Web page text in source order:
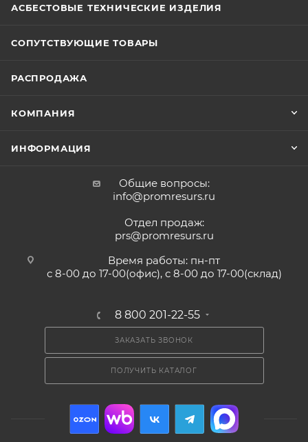
АСБЕСТОВЫЕ ТЕХНИЧЕСКИЕ ИЗДЕЛИЯ
СОПУТСТВУЮЩИЕ ТОВАРЫ
РАСПРОДАЖА
КОМПАНИЯ
ИНФОРМАЦИЯ
Общие вопросы:
info@promresurs.ru
Отдел продаж:
prs@promresurs.ru
Время работы: пн-пт
с 8-00 до 17-00(офис), с 8-00 до 17-00(склад)
8 800 201-22-55
ЗАКАЗАТЬ ЗВОНОК
ПОЛУЧИТЬ КАТАЛОГ